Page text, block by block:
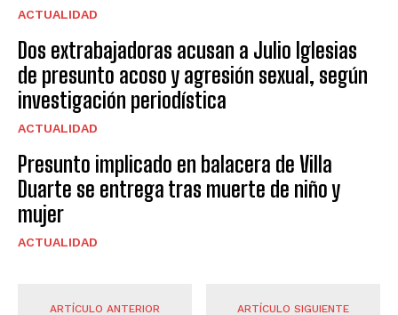
ACTUALIDAD
Dos extrabajadoras acusan a Julio Iglesias
de presunto acoso y agresión sexual, según
investigación periodística
ACTUALIDAD
Presunto implicado en balacera de Villa
Duarte se entrega tras muerte de niño y
mujer
ACTUALIDAD
ARTÍCULO ANTERIOR ARTÍCULO SIGUIENTE